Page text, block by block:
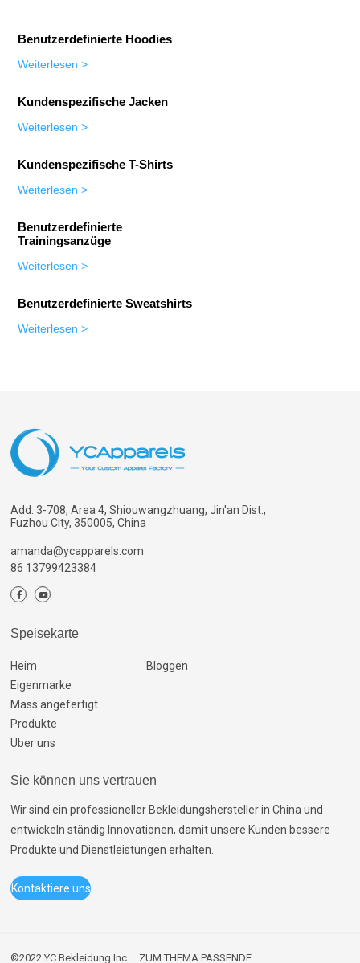
Benutzerdefinierte Hoodies
Weiterlesen >
Kundenspezifische Jacken
Weiterlesen >
Kundenspezifische T-Shirts
Weiterlesen >
Benutzerdefinierte
Trainingsanzüge
Weiterlesen >
Benutzerdefinierte Sweatshirts
Weiterlesen >
Add: 3-708, Area 4, Shiouwangzhuang, Jin'an Dist.,
Fuzhou City, 350005, China
amanda@ycapparels.com
86 13799423384
Speisekarte
Heim
Eigenmarke
Mass angefertigt
Produkte
Über uns
Bloggen
Sie können uns vertrauen
Wir sind ein professioneller Bekleidungshersteller in China und
entwickeln ständig Innovationen, damit unsere Kunden bessere
Produkte und Dienstleistungen erhalten.
Kontaktiere uns
©2022 YC Bekleidung Inc. ZUM THEMA PASSENDE